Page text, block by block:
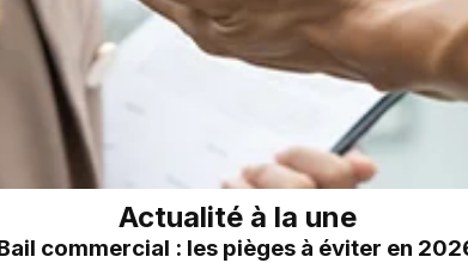
Actualité à la une
commercial : les pièges à éviter en